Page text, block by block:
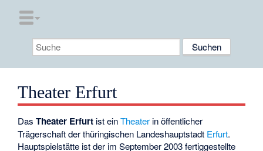
Theater Erfurt
DasTheater Erfurt ist einTheater in öffentlicher
Trägerschaft der thüringischen Landeshauptstadt Erfurt.
Hauptspielstätte ist der im September 2003 fertiggestellte